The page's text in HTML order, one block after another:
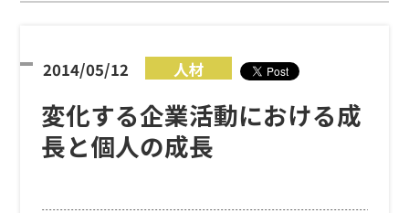
変化する企業活動における成
長と個人の成長
2014/05/12 人材